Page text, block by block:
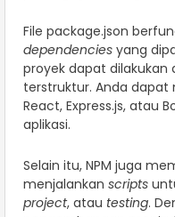
File package.json
dependencies yang
proyek dapat dilakukan
terstruktur. Anda
React, Express.js, atau
aplikasi.
Selain itu, NPM juga
menjalankan scripts
project, atau testing.